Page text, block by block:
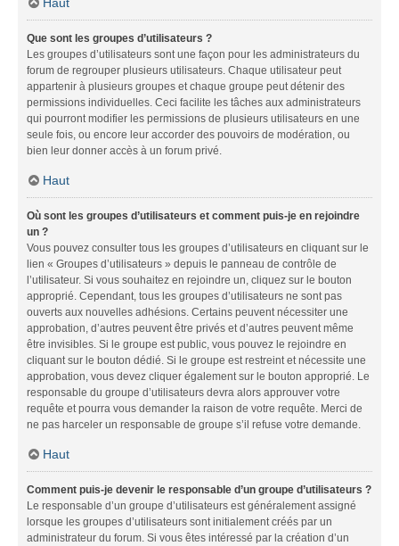
Que sont les groupes d’utilisateurs ?
Les groupes d’utilisateurs sont une façon pour les administrateurs du
forum de regrouper plusieurs utilisateurs. Chaque utilisateur peut
appartenir à plusieurs groupes et chaque groupe peut détenir des
permissions individuelles. Ceci facilite les tâches aux administrateurs
qui pourront modifier les permissions de plusieurs utilisateurs en une
seule fois, ou encore leur accorder des pouvoirs de modération, ou
bien leur donner accès à un forum privé.
Haut
Où sont les groupes d’utilisateurs et comment puis-je en rejoindre
un ?
Vous pouvez consulter tous les groupes d’utilisateurs en cliquant sur le
lien « Groupes d’utilisateurs » depuis le panneau de contrôle de
l’utilisateur. Si vous souhaitez en rejoindre un, cliquez sur le bouton
approprié. Cependant, tous les groupes d’utilisateurs ne sont pas
ouverts aux nouvelles adhésions. Certains peuvent nécessiter une
approbation, d’autres peuvent être privés et d’autres peuvent même
être invisibles. Si le groupe est public, vous pouvez le rejoindre en
cliquant sur le bouton dédié. Si le groupe est restreint et nécessite une
approbation, vous devez cliquer également sur le bouton approprié. Le
responsable du groupe d’utilisateurs devra alors approuver votre
requête et pourra vous demander la raison de votre requête. Merci de
ne pas harceler un responsable de groupe s’il refuse votre demande.
Haut
Comment puis-je devenir le responsable d’un groupe d’utilisateurs ?
Le responsable d’un groupe d’utilisateurs est généralement assigné
lorsque les groupes d’utilisateurs sont initialement créés par un
administrateur du forum. Si vous êtes intéressé par la création d’un